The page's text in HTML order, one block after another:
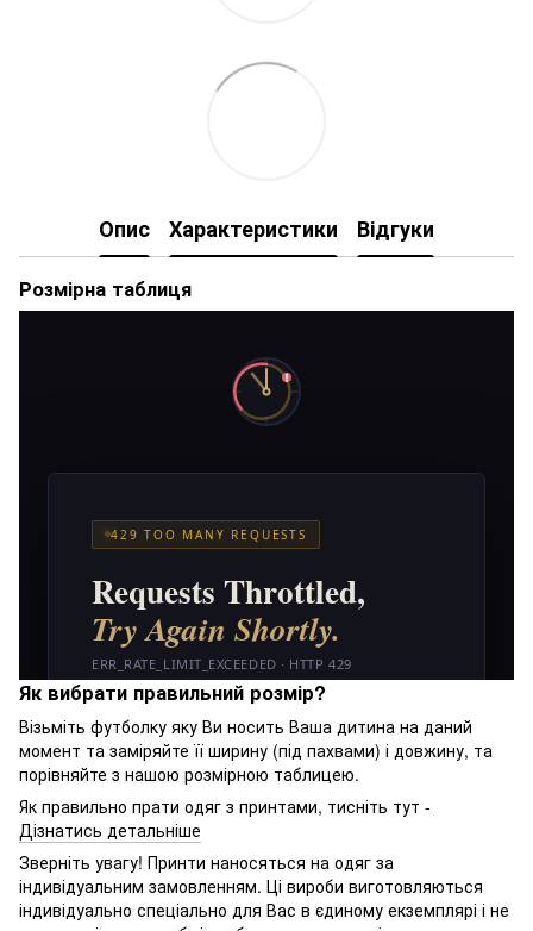
Опис Характеристики Відгуки
Розмірна таблиця
Як вибрати правильний розмір?
Візьміть футболку яку Ви носить Ваша дитина на даний
момент та заміряйте її ширину (під пахвами) і довжину, та
порівняйте з нашою розмірною таблицею.
Як правильно прати одяг з принтами, тисніть тут -
Дізнатись детальніше
Зверніть увагу! Принти наносяться на одяг за
індивідуальним замовленням. Ці вироби виготовляються
індивідуально спеціально для Вас в єдиному екземплярі і не